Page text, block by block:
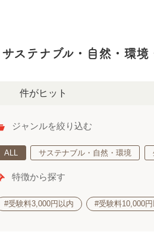
サステナブル・自然・環
62件がヒット
ジャンルを絞り込む
ALL サステナブル・自然・環境
特徴から探す
#受験料3,000円以内 #受験料10,000